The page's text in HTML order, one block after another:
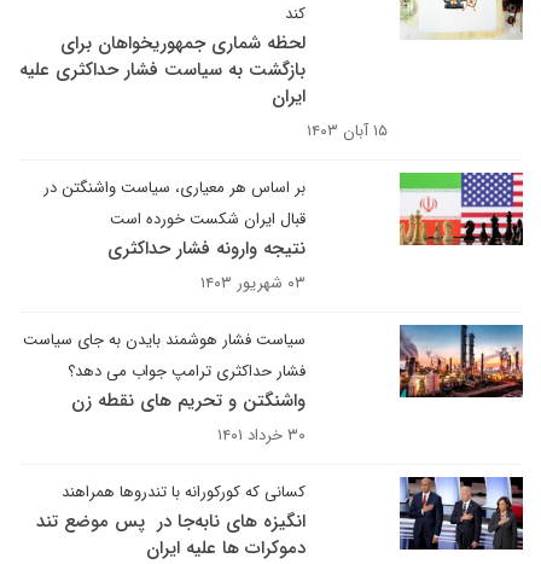
کند
لحظه شماری جمهوریخواهان برای
بازگشت به سیاست فشار حداکثری علیه
ایران
۱۵ آبان ۱۴۰۳
بر اساس هر معیاری، سیاست واشنگتن در
قبال ایران شکست خورده است
نتیجه وارونه فشار حداکثری
۰۳ شهریور ۱۴۰۳
سیاست فشار هوشمند بایدن به جای سیاست
فشار حداکثری ترامپ جواب می دهد؟
واشنگتن و تحریم های نقطه زن
۳۰ خرداد ۱۴۰۱
کسانی که کورکورانه با تندروها همراهند
انگیزه های نابه‌جا در پس موضع تند
دموکرات ها علیه ایران